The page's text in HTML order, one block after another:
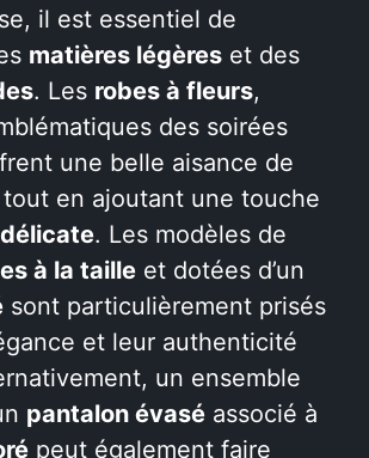
il est essentiel de
matières légères et des
. Les robes à fleurs,
des soirées
une belle aisance de
en ajoutant une touche
. Les modèles de
à la taille et dotées d’un
sont particulièrement prisés
et leur authenticité
un ensemble
pantalon évasé associé à
peut également faire